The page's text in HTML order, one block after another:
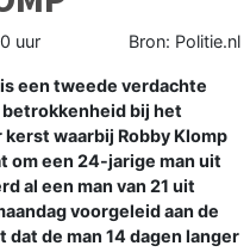
uur Bron: Politie.nl
een tweede verdachte
bij het
waarbij Robby Klomp
om een 24-jarige man uit
al een man van 21 uit
voorgeleid aan de
de man 14 dagen langer